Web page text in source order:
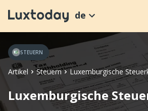
de
Artikel Steuern Luxemburgische
STEUERN
Luxemburgische